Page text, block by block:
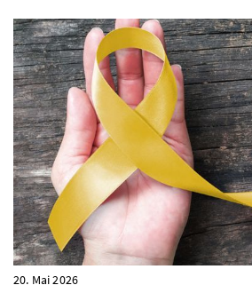
20. Mai 2026